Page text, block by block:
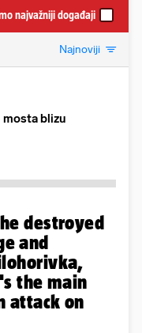
najvažniji događaji
Najnoviji
blizu
destroyed
and
the main
attack on